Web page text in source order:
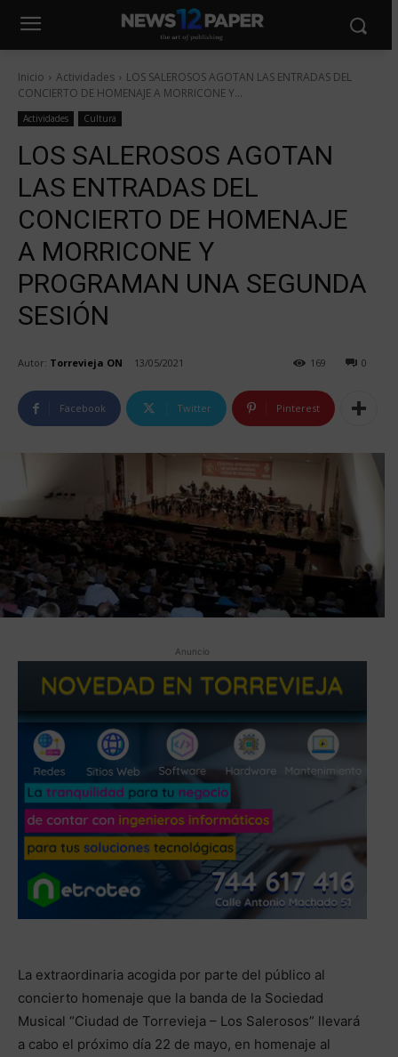
Inicio Actividades
LOS SALEROSOS AGOTAN LAS ENTRADAS DEL
CONCIERTO DE HOMENAJE A MORRICONE Y...
Actividades Cultura
LOS SALEROSOS AGOTAN
LAS ENTRADAS DEL
CONCIERTO DE HOMENAJE
A MORRICONE Y
PROGRAMAN UNA SEGUNDA
SESIÓN
Autor: Torrevieja ON 13/05/2021 0
169
Facebook Twitter Pinterest
Anuncio
La extraordinaria acogida por parte del público al
concierto homenaje que la banda de la Sociedad
Musical “Ciudad de Torrevieja – Los Salerosos” llevará
a cabo el próximo día 22 de mayo, en homenaje al